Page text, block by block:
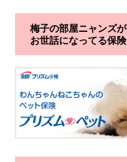
梅子の部屋ニャンズが
お世話になってる保険